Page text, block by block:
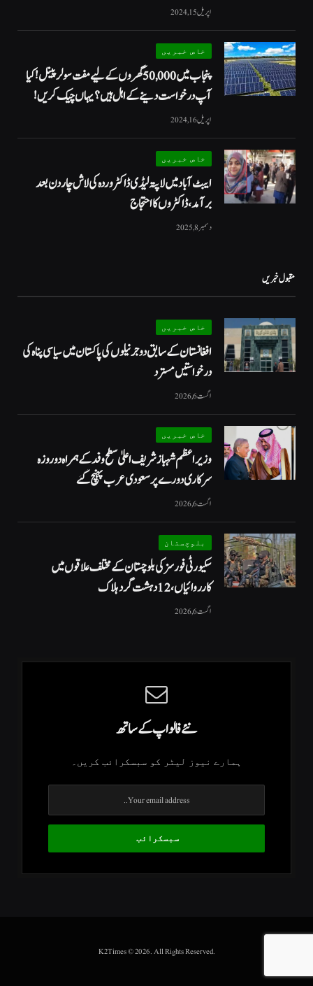
اپریل 15, 2024
خاص خبریں
پنجاب میں 50,000 گھروں کے لیے مفت سولر پینل! کیا
آپ درخواست دینے کے اہل ہیں؟ یہاں چیک کریں!
اپریل 16, 2024
خاص خبریں
ایبٹ آباد میں لاپتہ لیڈی ڈاکٹر وردہ کی لاش چار دن بعد
برآمد، ڈاکٹروں کا احتجاج
دسمبر 8, 2025
مقبول خبریں
خاص خبریں
افغانستان کے سابق دو جرنیلوں کی پاکستان میں سیاسی پناہ کی
درخواستیں مسترد
اگست 6, 2026
خاص خبریں
وزیراعظم شہبازشریف اعلیٰ سطح وفد کے ہمراہ دو روزه
سرکاری دورے پر سعودی عرب پہنچ گئے
اگست 6, 2026
بلوچستان
سکیورٹی فورسز کی بلوچستان کے مختلف علاقوں میں
کارروائیاں ، 12 دہشت گرد ہلاک
اگست 6, 2026
نئے فالو اپ کے ساتھ
ہمارے نیوز لیٹر کو سبسکرائب کریں۔
.K2Times © 2026. All Rights Reserved